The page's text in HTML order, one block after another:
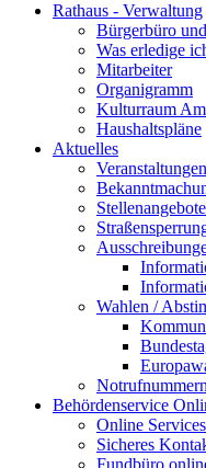
Rathaus - Verwaltung
Bürgerbüro
Was erledige
Mitarbeiter
Organigramm
Kulturraum
Haushaltspläne
Aktuelles
Veranstaltungen
Stellenangebote
Wahlen /
Notrufnummern
Behördenservice
Online Services
Sicheres
Fundbüro